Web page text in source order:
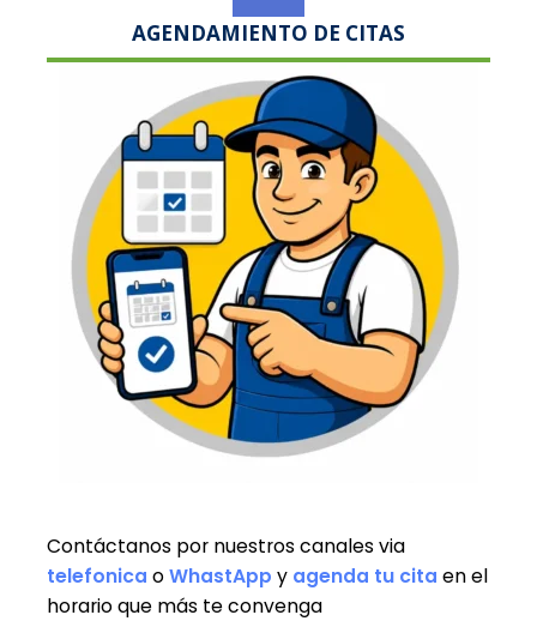
AGENDAMIENTO DE CITAS
Contáctanos por nuestros canales via
telefonica oWhastApp y agenda tu cita en el
horario que más te convenga